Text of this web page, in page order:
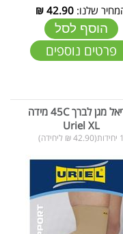
שלנו: 42.90
₪
הוסף לסל
פרטים נוספים
אוריאל מגן לברך 45C מידה
Uriel XL
1 יחידות(42.90 ₪ ליחידה)